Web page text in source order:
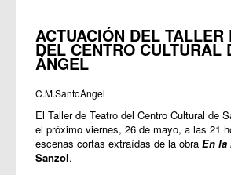
ACTUACIÓN DEL TALLER
DEL CENTRO CULTURAL
ÁNGEL
C.M.SantoÁngel
El Taller de Teatro del Centro Cultural de
el próximo viernes, 26 de mayo, a las 21
escenas cortas extraídas de la obra En la
Sanzol.